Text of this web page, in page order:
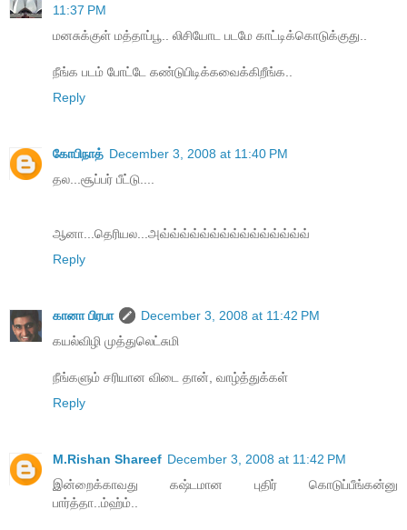
11:37 PM
மனசுக்குள் மத்தாப்பூ.. லிசியோட படமே காட்டிக்கொடுக்குது..
நீங்க படம் போட்டே கண்டுபிடிக்கவைக்கிறீங்க..
Reply
கோபிநாத் December 3, 2008 at 11:40 PM
தல...சூப்பர் பீட்டு....
ஆனா...தெரியல...அவ்வ்வ்வ்வ்வ்வ்வ்வ்வ்வ்வ்வ்வ்வ்
Reply
கானா பிரபா
December 3, 2008 at 11:42 PM
கயல்விழி முத்துலெட்சுமி
நீங்களும் சரியான விடை தான், வாழ்த்துக்கள்
Reply
M.Rishan Shareef December 3, 2008 at 11:42 PM
இன்றைக்காவது கஷ்டமான புதிர் கொடுப்பீங்கன்னு
பார்த்தா..ம்ஹ்ம்..